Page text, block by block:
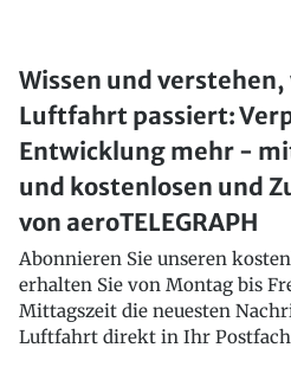
Wissen und verstehen,
Luftfahrt passiert:
Entwicklung mehr -
und kostenlosen und
von aeroTELEGRAPH
Abonnieren Sie unseren
erhalten Sie von Montag bis
Mittagszeit die neuesten
Luftfahrt direkt in Ihr